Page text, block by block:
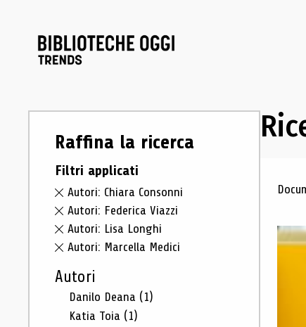
Raffina la ricerca
Filtri applicati
Autori: Chiara Consonni
Autori: Federica Viazzi
Autori: Lisa Longhi
Autori: Marcella Medici
Autori
Danilo Deana (1)
Katia Toia (1)